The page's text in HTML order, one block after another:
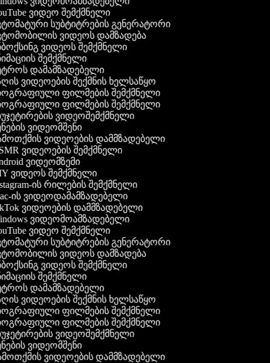
ვიდეო შემქმნელი
სუბტიტრების გენერატორი
ვიდეოს დამზადება
ვიდეოს შემქმნელი
შემქმნელი
დამამზადებელი
ვიდეოების შექმნის ხელსაწყო
ფილმების შემქმნელი
ფილმების შემქმნელი
ვიდეოშემქმნელი
ვიდეომშენი
ვიდეოების დამმზადებელი
ვიდეოების შემქმნელი
ვიდეომზემი
ვიდეოს შემქმნელი
ის რილების შემქმნელი
ის ვიდეოდამამზადებელი
ვიდეოების დამმზადებელი
ვიდეომოამზადებელი
ვიდეო შემქმნელი
სუბტიტრების გენერატორი
ვიდეოს დამზადება
ვიდეოს შემქმნელი
შემქმნელი
დამამზადებელი
ვიდეოების შექმნის ხელსაწყო
ფილმების შემქმნელი
ფილმების შემქმნელი
ვიდეოშემქმნელი
ვიდეომშენი
ვიდეოების დამმზადებელი